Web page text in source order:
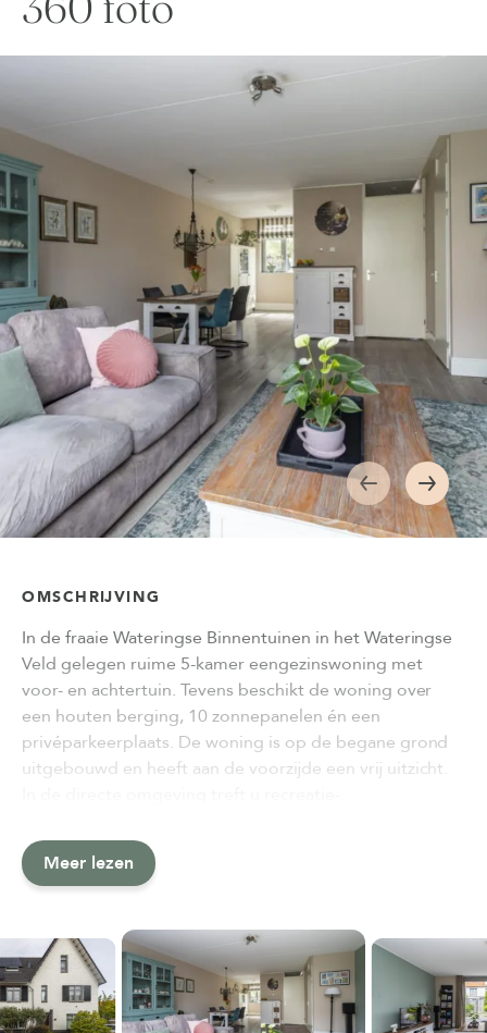
OMSCHRIJVING
In de fraaie Wateringse Binnentuinen in het Wateringse
Veld gelegen ruime 5-kamer eengezinswoning met
voor- en achtertuin. Tevens beschikt de woning over
een houten berging, 10 zonnepanelen én een
privéparkeerplaats. De woning is op de begane grond
uitgebouwd en heeft aan de voorzijde een vrij uitzicht.
Meer lezen